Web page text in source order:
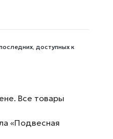
доступных к
Все товары
«Подвесная